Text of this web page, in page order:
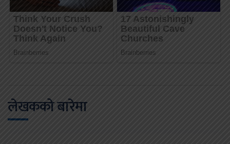
लेखकको बारेमा